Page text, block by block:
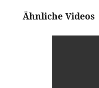
Ähnliche Videos